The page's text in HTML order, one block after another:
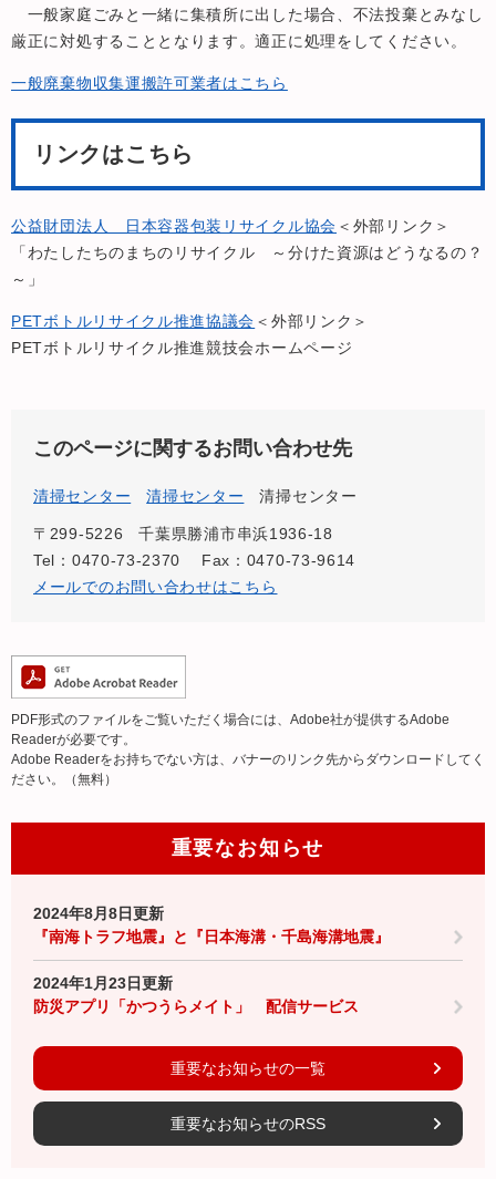
一般家庭ごみと一緒に集積所に出した場合、不法投棄とみなし
厳正に対処することとなります。適正に処理をしてください。
一般廃棄物収集運搬許可業者はこちら
リンクはこちら
公益財団法人 日本容器包装リサイクル協会 ＜外部リンク＞
「わたしたちのまちのリサイクル ～分けた資源はどうなるの？
～」
PETボトルリサイクル推進協議会 ＜外部リンク＞
PETボトルリサイクル推進競技会ホームページ
このページに関するお問い合わせ先
清掃センター 清掃センター 清掃センター
〒299-5226
千葉県勝浦市串浜1936-18
Tel：0470-73-2370
Fax：0470-73-9614
メールでのお問い合わせはこちら
PDF形式のファイルをご覧いただく場合には、Adobe社が提供するAdobe
Readerが必要です。
Adobe Readerをお持ちでない方は、バナーのリンク先からダウンロードしてく
ださい。（無料）
重要なお知らせ
2024年8月8日更新
『南海トラフ地震』と『日本海溝・千島海溝地震』
2024年1月23日更新
防災アプリ「かつうらメイト」 配信サービス
重要なお知らせの一覧
重要なお知らせのRSS